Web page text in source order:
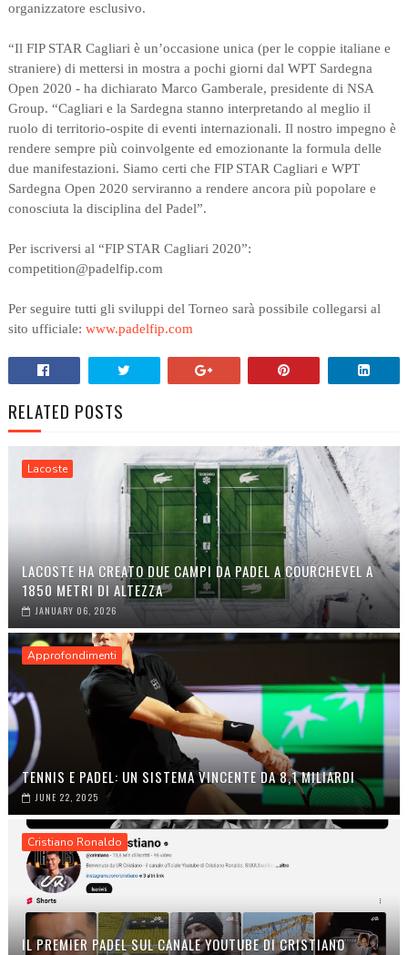
organizzatore esclusivo.
“Il FIP STAR Cagliari è un’occasione unica (per le coppie italiane e
straniere) di mettersi in mostra a pochi giorni dal WPT Sardegna
Open 2020 - ha dichiarato Marco Gamberale, presidente di NSA
Group. “Cagliari e la Sardegna stanno interpretando al meglio il
ruolo di territorio-ospite di eventi internazionali. Il nostro impegno è
rendere sempre più coinvolgente ed emozionante la formula delle
due manifestazioni. Siamo certi che FIP STAR Cagliari e WPT
Sardegna Open 2020 serviranno a rendere ancora più popolare e
conosciuta la disciplina del Padel”.
Per iscriversi al “FIP STAR Cagliari 2020”:
competition@padelfip.com
Per seguire tutti gli sviluppi del Torneo sarà possibile collegarsi al
sito ufficiale: www.padelfip.com
RELATED POSTS
Lacoste
LACOSTE HA CREATO DUE CAMPI DA PADEL A COURCHEVEL A
1850 METRI DI ALTEZZA
JANUARY 06, 2026
Approfondimenti
TENNIS E PADEL: UN SISTEMA VINCENTE DA 8,1 MILIARDI
JUNE 22, 2025
Cristiano Ronaldo
IL PREMIER PADEL SUL CANALE YOUTUBE DI CRISTIANO